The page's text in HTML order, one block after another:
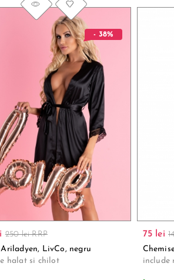
- 38%
250 lei RRP
LivCo, negru
halat si chilot
75 lei
include